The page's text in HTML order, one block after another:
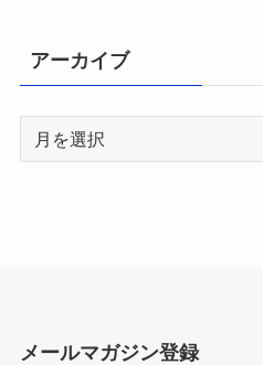
アーカイブ
メールマガジン登録